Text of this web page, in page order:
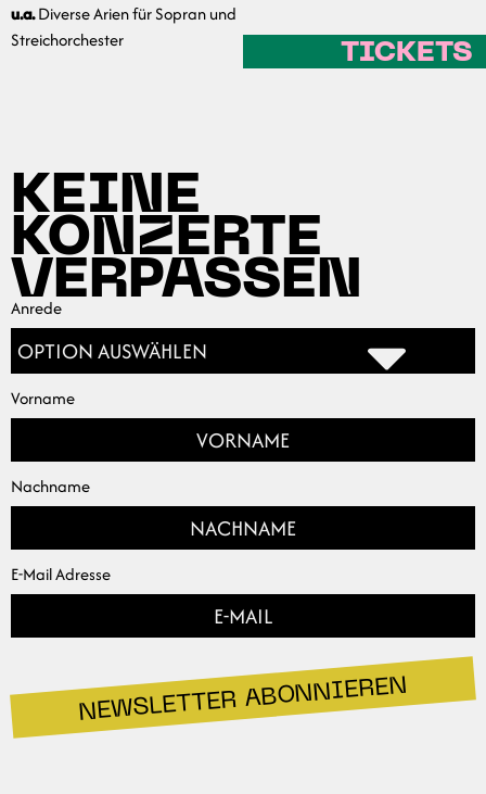
u.a.Diverse Arien für Sopran und
Streichorchester
TICKETS
KEINE
KONZERTE
VERPASSEN
Anrede
Vorname
Nachname
E-Mail Adresse
NEWSLETTER ABONNIEREN